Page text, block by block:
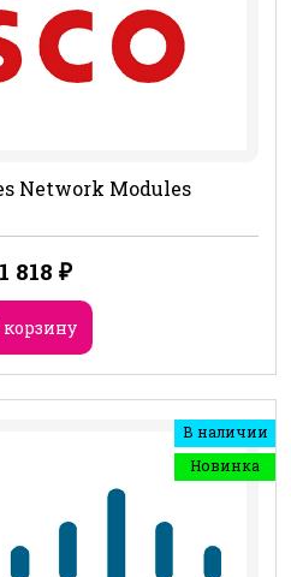
Network Modules
818 ₽
корзину
В наличии
Новинка